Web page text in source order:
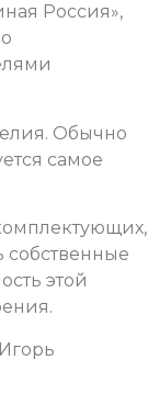
Россия»,
Обычно
самое
собственные
этой